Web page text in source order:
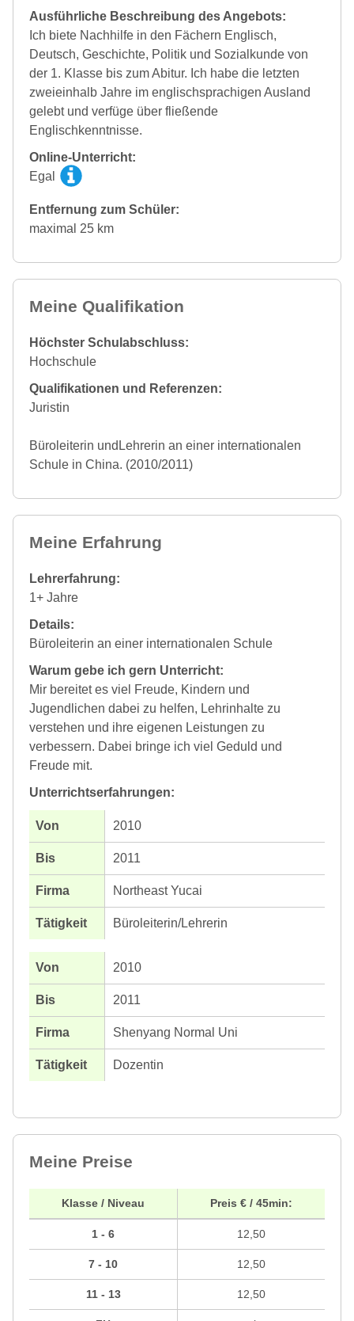
Ausführliche Beschreibung des Angebots:
Ich biete Nachhilfe in den Fächern Englisch,
Deutsch, Geschichte, Politik und Sozialkunde von
der 1. Klasse bis zum Abitur. Ich habe die letzten
zweieinhalb Jahre im englischsprachigen Ausland
gelebt und verfüge über fließende
Englischkenntnisse.
Online-Unterricht:
Egal
Entfernung zum Schüler:
maximal 25 km
Meine Qualifikation
Höchster Schulabschluss:
Hochschule
Qualifikationen und Referenzen:
Juristin
Büroleiterin undLehrerin an einer internationalen
Schule in China. (2010/2011)
Meine Erfahrung
Lehrerfahrung:
1+ Jahre
Details:
Büroleiterin an einer internationalen Schule
Warum gebe ich gern Unterricht:
Mir bereitet es viel Freude, Kindern und
Jugendlichen dabei zu helfen, Lehrinhalte zu
verstehen und ihre eigenen Leistungen zu
verbessern. Dabei bringe ich viel Geduld und
Freude mit.
Unterrichtserfahrungen:
2010
2011
Northeast Yucai
Büroleiterin/Lehrerin
2010
2011
Shenyang Normal Uni
Dozentin
Meine Preise
Klasse / Niveau
1 - 6
7 - 10
11 - 13
Preis € / 45min:
12,50
12,50
12,50